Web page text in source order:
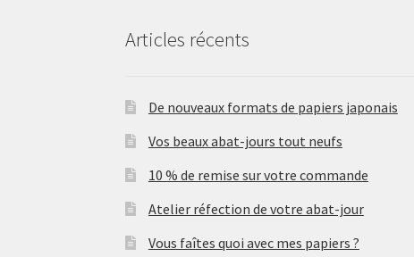
Articles récents
De nouveaux formats de papiers japonais
Vos beaux abat-jours tout neufs
10 % de remise sur votre commande
Atelier réfection de votre abat-jour
Vous faîtes quoi avec mes papiers ?